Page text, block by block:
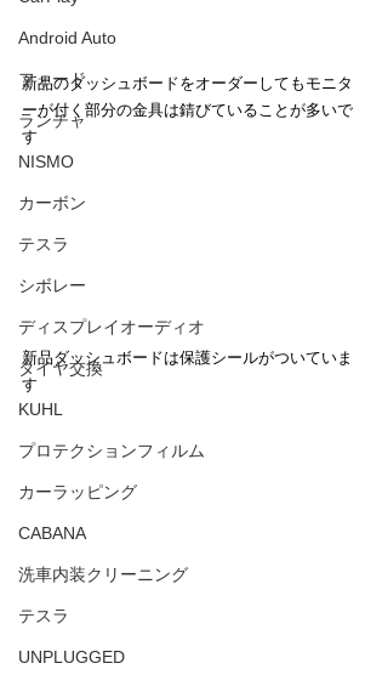
Android Auto
フォード
ランチャ
NISMO
カーボン
テスラ
シボレー
ディスプレイオーディオ
タイヤ交換
KUHL
プロテクションフィルム
カーラッピング
CABANA
洗車内装クリーニング
テスラ
UNPLUGGED
新品のダッシュボードをオーダーしてもモニタ
ーが付く部分の金具は錆びていることが多いで
す
新品ダッシュボードは保護シールがついていま
す